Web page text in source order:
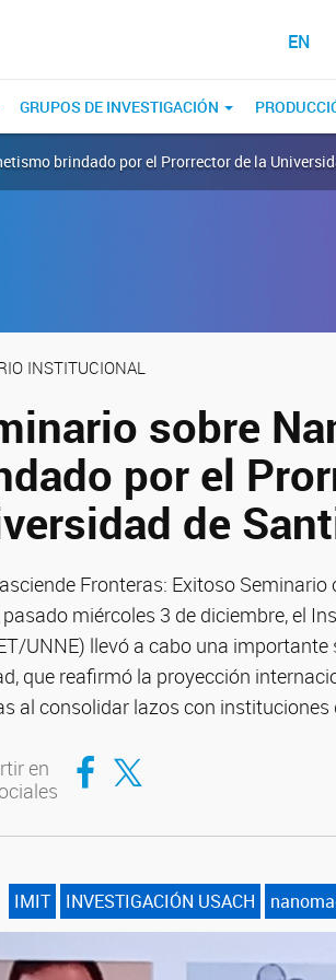
EN
GRUPOS DE INVESTIGACIÓN
brindado por el Prorrector de la
INSTITUCIONAL
sobre
por el
de
Fronteras: Exitoso
pasado miércoles 3 de diciembre, el
UNNE) llevó a cabo una
que reafirmó la proyección
al consolidar lazos con instituciones
en
Compartir en Facebook
Compartir en Twitter
IMIT INVESTIGACIÓN USACH